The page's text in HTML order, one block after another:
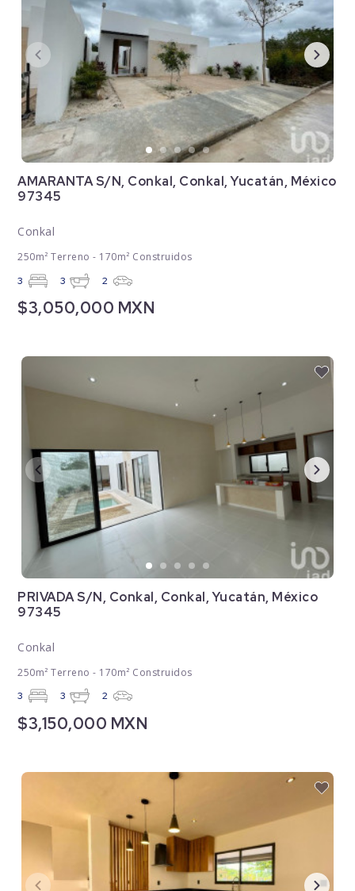
AMARANTA S/N, Conkal, Conkal, Yucatán, México
97345
Conkal
250m² Terreno - 170m² Construidos
3 3 2
$3,050,000 MXN
PRIVADA S/N, Conkal, Conkal, Yucatán, México
97345
Conkal
250m² Terreno - 170m² Construidos
3 3 2
$3,150,000 MXN